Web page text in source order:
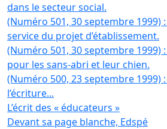
dans le secteur social.
(Numéro 501, 30 septembre 1999)
service du projet d’établissement.
(Numéro 501, 30 septembre 1999)
pour les sans-abri et leur chien.
(Numéro 500, 23 septembre 1999) :
l’écriture...
L’écrit des « éducateurs »
Devant sa page blanche, Edspé